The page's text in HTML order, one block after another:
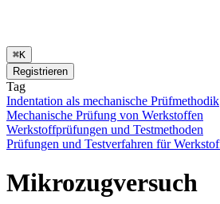
⌘K
Registrieren
Tag
Indentation als mechanische Prüfmethodik
Mechanische Prüfung von Werkstoffen
Werkstoffprüfungen und Testmethoden
Prüfungen und Testverfahren für
Mikrozugversuch